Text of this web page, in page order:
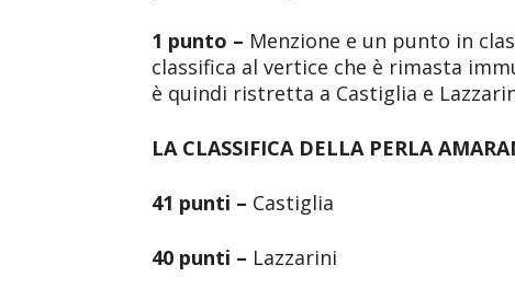
1 punto – Menzione e un punto in
classifica al vertice che è rimasta
è quindi ristretta a Castiglia e
LA CLASSIFICA DELLA PERLA
41 punti – Castiglia
40 punti – Lazzarini